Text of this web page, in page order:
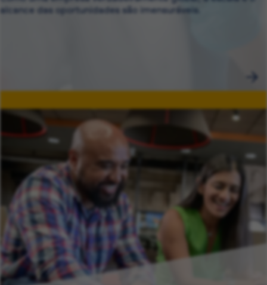
alcance das oportunidades são imensuráveis.